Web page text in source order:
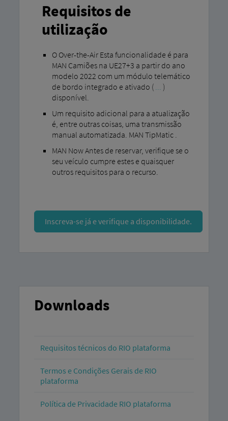
Requisitos de
utilização
O Over-the-Air Esta funcionalidade é para
MAN Camiões na UE27+3 a partir do ano
modelo 2022 com um módulo telemático
de bordo integrado e ativado ( ... )
disponível.
Um requisito adicional para a atualização
é, entre outras coisas, uma transmissão
manual automatizada. MAN TipMatic .
MAN Now Antes de reservar, verifique se o
seu veículo cumpre estes e quaisquer
outros requisitos para o recurso.
Inscreva-se já e verifique a disponibilidade.
Downloads
Requisitos técnicos do RIO plataforma
Termos e Condições Gerais de RIO
plataforma
Política de Privacidade RIO plataforma